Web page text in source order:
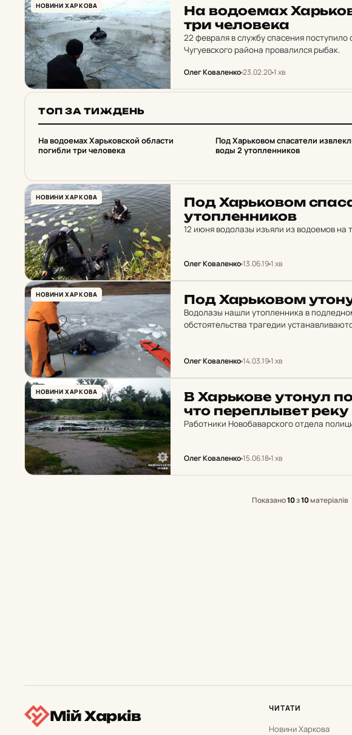
НОВИНИ ХАРКОВА
На во­до­е­мах
три че­ло­ве­ка
22 февраля в службу спасения
Чугуевского района провалился рыбак.
Олег Коваленко23.02.201 хв
ТОП ЗА ТИЖДЕНЬ
1
На водоемах Харьковской области
погибли три человека
2
Под Харьковом спасатели
воды 2 утопленников
НОВИНИ ХАРКОВА
Под Харь­ко­вом
утоп­лен­ни­ков
12 июня водолазы изъяли из водоемов
Олег Коваленко13.06.191 хв
НОВИНИ ХАРКОВА Под Харь­ко­вом
Водолазы нашли утопленника в
обстоятельства трагедии
Олег Коваленко14.03.191 хв
НОВИНИ ХАРКОВА
В Харь­ко­ве утонул
что пе­реп­лывет реку
Работники Новобаварского отдела
Олег Коваленко15.06.181 хв
Показано10з10матеріалів
Мій Харків ЧИТАТИ
Новини Харкова